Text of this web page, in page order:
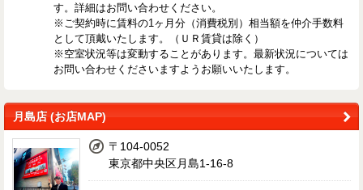
す。詳細はお問い合わせください。
※ご契約時に賃料の1ヶ月分（消費税別）相当額を仲介手数料
として頂戴いたします。（ＵＲ賃貸は除く）
※空室状況等は変動することがあります。最新状況については
お問い合わせくださいますようお願いいたします。
月島店 (お店MAP)
〒104-0052
東京都中央区月島1-16-8